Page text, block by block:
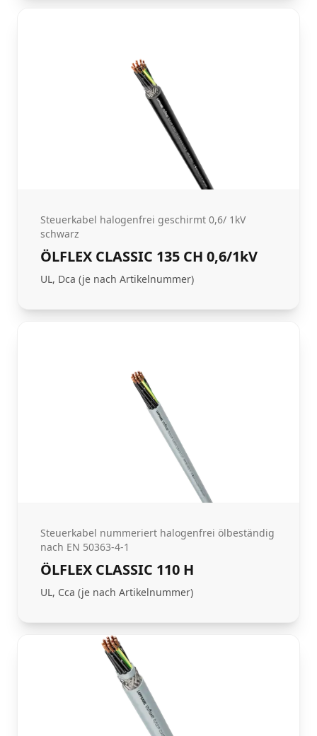
Steuerkabel halogenfrei geschirmt 0,6/ 1kV
schwarz
ÖLFLEX CLASSIC 135 CH 0,6/1kV
UL, Dca (je nach Artikelnummer)
Steuerkabel nummeriert halogenfrei ölbeständig
nach EN 50363-4-1
ÖLFLEX CLASSIC 110 H
UL, Cca (je nach Artikelnummer)